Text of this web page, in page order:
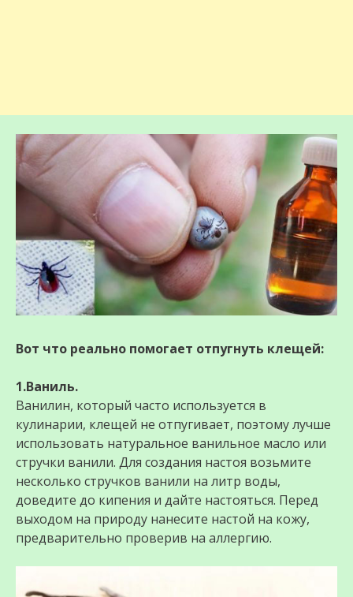
Вот что реально помогает отпугнуть клещей:
1.Ваниль.
Ванилин, который часто используется в
кулинарии, клещей не отпугивает, поэтому лучше
использовать натуральное ванильное масло или
стручки ванили. Для создания настоя возьмите
несколько стручков ванили на литр воды,
доведите до кипения и дайте настояться. Перед
выходом на природу нанесите настой на кожу,
предварительно проверив на аллергию.